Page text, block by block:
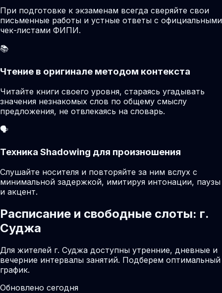
При подготовке к экзаменам всегда сверяйте свои
письменные работы и устные ответы с официальными
чек-листами ФИПИ.
📚
Чтение в оригинале методом контекста
Читайте книги своего уровня, стараясь угадывать
значения незнакомых слов по общему смыслу
предложения, не отвлекаясь на словарь.
🗣️
Техника Shadowing для произношения
Слушайте носителя и повторяйте за ним вслух с
минимальной задержкой, имитируя интонации, паузы
и акцент.
Расписание и свободные слоты: г.
Суджа
Для жителей г. Суджа доступны утренние, дневные и
вечерние интервалы занятий. Подберем оптимальный
график.
Обновлено сегодня